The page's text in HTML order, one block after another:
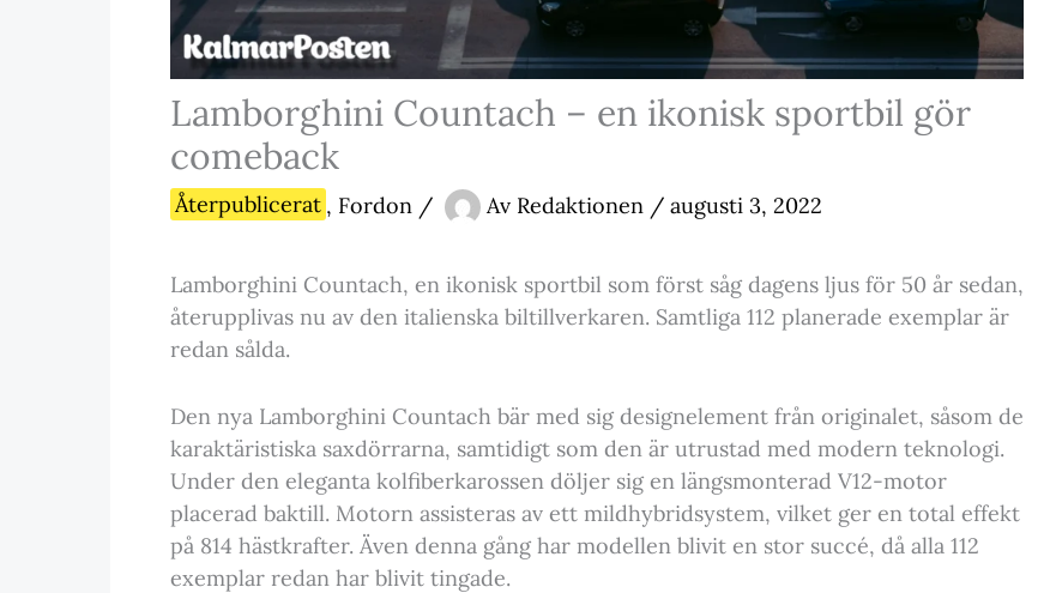
Lamborghini Countach – en ikonisk sportbil gör
comeback
Återpublicerat , Fordon / Av Redaktionen / augusti 3, 2022
Lamborghini Countach, en ikonisk sportbil som först såg dagens ljus för 50 år sedan,
återupplivas nu av den italienska biltillverkaren. Samtliga 112 planerade exemplar är
redan sålda.
Den nya Lamborghini Countach bär med sig designelement från originalet, såsom de
karaktäristiska saxdörrarna, samtidigt som den är utrustad med modern teknologi.
Under den eleganta kolfiberkarossen döljer sig en längsmonterad V12-motor
placerad baktill. Motorn assisteras av ett mildhybridsystem, vilket ger en total effekt
på 814 hästkrafter. Även denna gång har modellen blivit en stor succé, då alla 112
exemplar redan har blivit tingade.